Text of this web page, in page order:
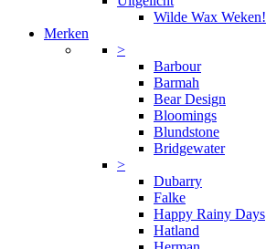
Wilde Wax Weken!
Merken
>
Barbour
Barmah
Bear Design
Bloomings
Blundstone
Bridgewater
>
Dubarry
Falke
Happy Rainy Days
Hatland